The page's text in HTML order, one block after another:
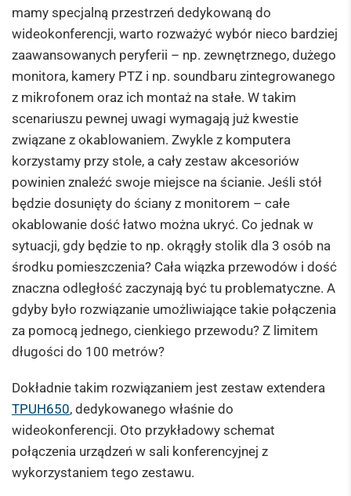
mamy specjalną przestrzeń dedykowaną do
wideokonferencji, warto rozważyć wybór nieco bardziej
zaawansowanych peryferii – np. zewnętrznego, dużego
monitora, kamery PTZ i np. soundbaru zintegrowanego
z mikrofonem oraz ich montaż na stałe. W takim
scenariuszu pewnej uwagi wymagają już kwestie
związane z okablowaniem. Zwykle z komputera
korzystamy przy stole, a cały zestaw akcesoriów
powinien znaleźć swoje miejsce na ścianie. Jeśli stół
będzie dosunięty do ściany z monitorem – całe
okablowanie dość łatwo można ukryć. Co jednak w
sytuacji, gdy będzie to np. okrągły stolik dla 3 osób na
środku pomieszczenia? Cała wiązka przewodów i dość
znaczna odległość zaczynają być tu problematyczne. A
gdyby było rozwiązanie umożliwiające takie połączenia
za pomocą jednego, cienkiego przewodu? Z limitem
długości do 100 metrów?
Dokładnie takim rozwiązaniem jest zestaw extendera
TPUH650, dedykowanego właśnie do
wideokonferencji. Oto przykładowy schemat
połączenia urządzeń w sali konferencyjnej z
wykorzystaniem tego zestawu.